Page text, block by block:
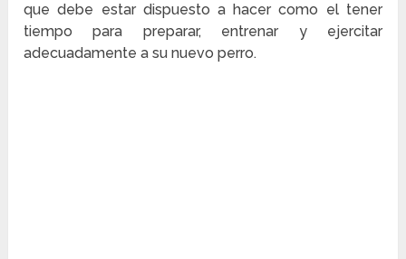
que debe estar dispuesto a hacer como el tener
tiempo para preparar, entrenar y ejercitar
adecuadamente a su nuevo perro.